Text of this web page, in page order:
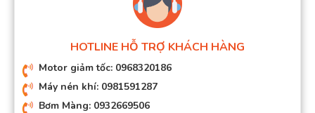
HOTLINE HỖ TRỢ KHÁCH HÀNG
Motor giảm tốc: 0968320186
Máy nén khí: 0981591287
Bơm Màng: 0932669506